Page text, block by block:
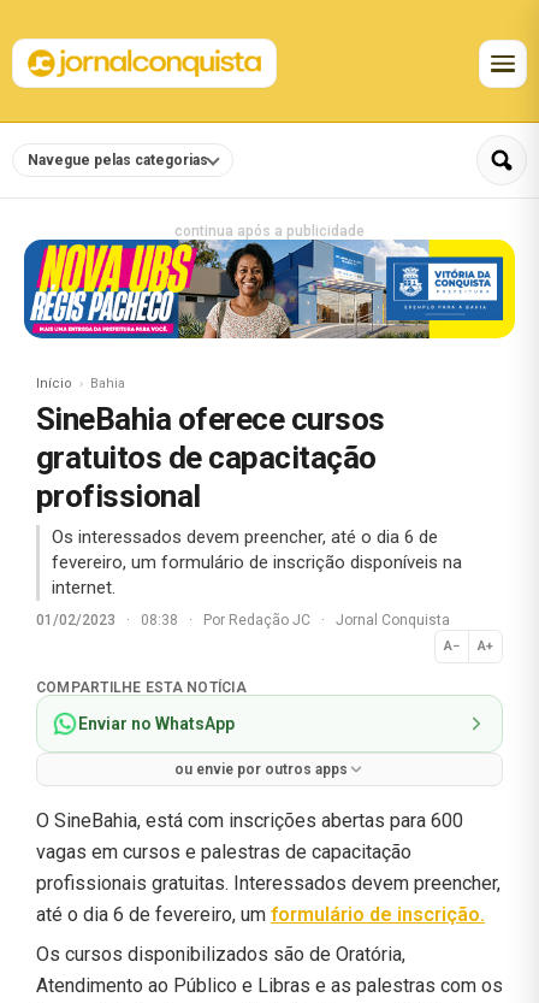
Navegue pelas categorias
continua após a publicidade
Início Bahia
SineBahia oferece cursos
gratuitos de capacitação
profissional
Os interessados devem preencher, até o dia 6 de
fevereiro, um formulário de inscrição disponíveis na
internet.
01/02/2023 · 08:38 · Por Redação JC · Jornal Conquista
A− A+
Normal
COMPARTILHE ESTA NOTÍCIA
Enviar no WhatsApp
ou envie por outros apps
O SineBahia, está com inscrições abertas para 600
vagas em cursos e palestras de capacitação
profissionais gratuitas. Interessados devem preencher,
até o dia 6 de fevereiro, um formulário de inscrição.
Os cursos disponibilizados são de Oratória,
Atendimento ao Público e Libras e as palestras com os